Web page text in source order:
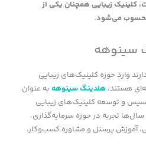
کلینیک زیبایی همچنان یکی از
می‌شود.
سینوهه
وارد حوزه کلینیک‌های زیبایی
هستند، هلدینگ سینوهه به عنوان
و توسعه کلینیک‌های زیبایی
تجربه در حوزه سرمایه‌گذاری،
آموزش پرسنل و مشاوره کسب‌وکار،